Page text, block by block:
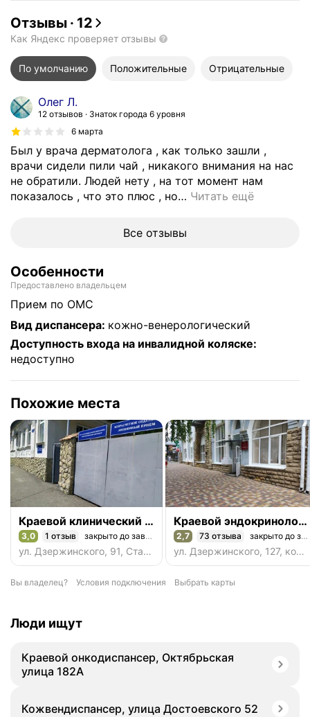
Отзывы · 12
Как Яндекс проверяет отзывы
По умолчанию Положительные Отрицательные
Олег Л.
12 отзывов
Знаток города 6 уровня
6 марта
Был у врача дерматолога , как только зашли ,
врачи сидели пили чай , никакого внимания на нас
не обратили. Людей нету , на тот момент нам
показалось , что это плюс , но… Читать ещё
Все отзывы
Особенности
Предоставлено владельцем
прием по ОМС
Вид диспансера: кожно-венерологический
Доступность входа на инвалидной коляске:
недоступно
Похожие места
Краевой клинический кожно-венерологический диспансер, хозрасчётное отделение
Рейтинг 3,0 из 5
3,0 1 отзыв закрыто до завтра
ул. Дзержинского, 91, Ставрополь
Краевой эндокринологический диспансер
Рейтинг 2,7 из 5
2,7 73 отзыва закрыто до завтра
ул. Дзержинского, 127, корп. 1, Ставрополь
Вы владелец? Условия подключения Выбрать карты
Люди ищут
Краевой онкодиспансер, Октябрьская
улица 182А
Кожвендиспансер, улица Достоевского 52